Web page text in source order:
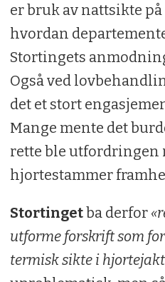
er bruk av nattsikte
hvordan
Stortingets
Også ved
det et stort
Mange mente det
rette ble utfordringen
hjortestammer
Stortingetba derfor
utforme forskrift som
termisk sikte i